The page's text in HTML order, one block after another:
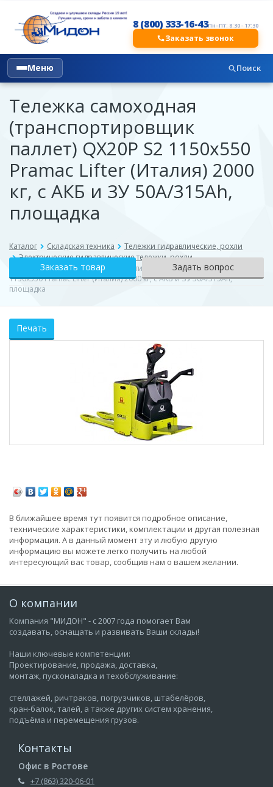
8 (800) 333-16-43Пн–Пт: 8:30 - 17:30
Заказать звонок
Меню Поиск
Тележка самоходная
(транспортировщик
паллет) QX20P S2 1150x550
Pramac Lifter (Италия) 2000
кг, с АКБ и ЗУ 50А/315Ah,
площадка
Каталог Складская техника
Тележки гидравлические, рохли
Электрические гидравлические тележки, рохли
Тележка самоходная (транспортировщик паллет) QX20P S2
1150x550 Pramac Lifter (Италия) 2000 кг, с АКБ и ЗУ 50А/315Ah,
площадка
Заказать товар Задать вопрос
Печать
В ближайшее время тут появится подробное описание,
технические характеристики, комплектации и другая полезная
информация. А в данный момент эту и любую другую
информацию вы можете легко получить на любой
интересующий вас товар, сообщив нам о вашем желании.
О компании
Компания "МИДОН" - с 2007 года помогает Вам
создавать, оснащать и развивать Ваши склады!
Наши ключевые компетенции:
Проектирование, продажа, доставка,
монтаж, пусконаладка и техобслуживание:
стеллажей, ричтраков, погрузчиков, штабелёров,
кран-балок, талей, а также других систем хранения,
подъёма и перемещения грузов.
Контакты
Офис в Ростове
+7 (863) 320-06-01